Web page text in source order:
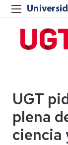
UGT
plena
ciencia